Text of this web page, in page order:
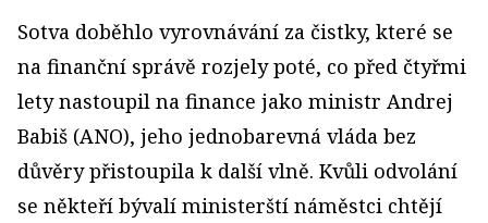
Sotva doběhlo vyrovnávání za čistky, které se
na finanční správě rozjely poté, co před čtyřmi
lety nastoupil na finance jako ministr Andrej
Babiš (ANO), jeho jednobarevná vláda bez
důvěry přistoupila k další vlně. Kvůli odvolání
se někteří bývalí ministerští náměstci chtějí